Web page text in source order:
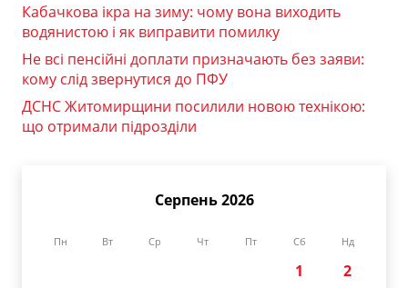
Кабачкова ікра на зиму: чому вона виходить
водянистою і як виправити помилку
Не всі пенсійні доплати призначають без заяви:
кому слід звернутися до ПФУ
ДСНС Житомирщини посилили новою технікою:
що отримали підрозділи
Серпень 2026
Пн Вт Ср Чт Пт Сб Нд
1
2